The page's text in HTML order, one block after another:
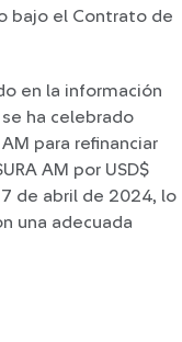
bajo el Contrato de
en la información
se ha celebrado
para refinanciar
AM por USD$
de abril de 2024, lo
una adecuada